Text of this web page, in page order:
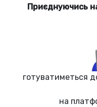
Приєднуючись
готуватиметься
на